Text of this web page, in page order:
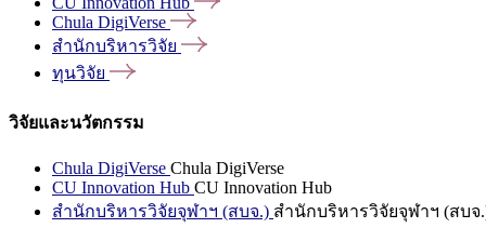
Chula DigiVerse
สำนักบริหารวิจัย
ทุนวิจัย
วิจัยและนวัตกรรม
Chula DigiVerse Chula DigiVerse
CU Innovation Hub CU Innovation Hub
สำนักบริหารวิจัยจุฬาฯ (สบจ.) สำนักบริหารวิจัยจุฬาฯ (สบจ